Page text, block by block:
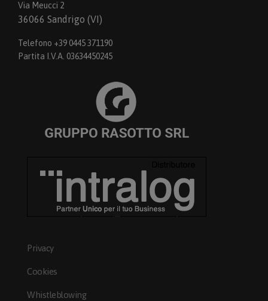
Via Meucci 2
36066 Sandrigo (VI)
Telefono +39 0445 371190
Partita I.V.A. 03634450245
Privacy
Cookies
Whistleblowing